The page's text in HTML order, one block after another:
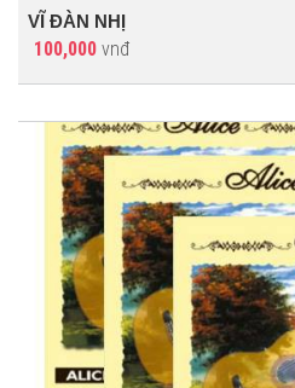
VĨ ĐÀN NHỊ
100,000 vnđ